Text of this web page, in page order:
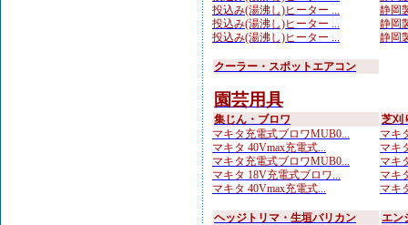
投込み(湯沸し)ヒーター ...
投込み(湯沸し)ヒーター ...
投込み(湯沸し)ヒーター ...
静岡
静岡
静岡
クーラー・スポットエアコン
園芸用具
集じん・ブロワ
マキタ充電式ブロワMUB0...
マキタ 40Vmax充電式...
マキタ充電式ブロワMUB0...
マキタ 18V充電式ブロワ...
マキタ 40Vmax充電式...
芝刈
マキ
マキ
マキ
マキ
マキ
ヘッジトリマ・生垣バリカン
エン